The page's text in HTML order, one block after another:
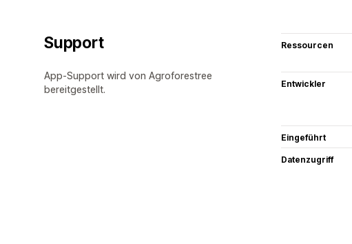
Support
App-Support wird von Agroforestree
bereitgestellt.
Ressourcen
Entwickler
Eingeführt
Datenzugriff